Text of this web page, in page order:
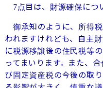
7点目は、財源確保につ
御承知のように、所得
われますけれども、自主
に税源移譲後の住民税等
ってまいります。また、
び固定資産税の今後の取